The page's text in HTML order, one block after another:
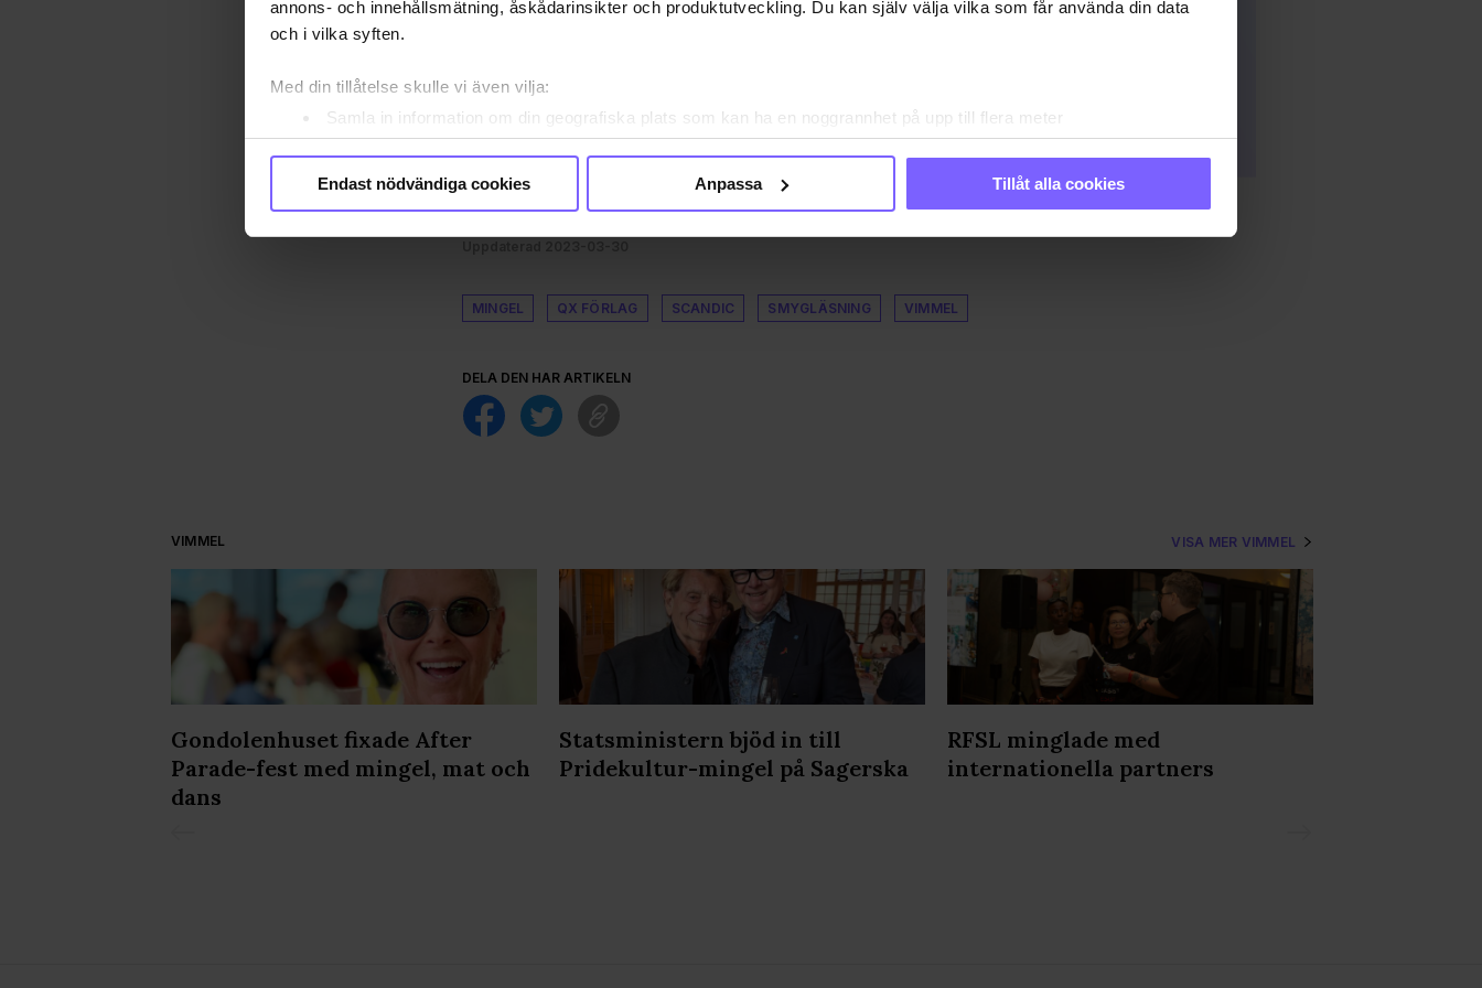
annons- och innehållsmätning, åskådarinsikter och produktutveckling. Du kan själv välja vilka som får använda din data
och i vilka syften.
Med din tillåtelse skulle vi även vilja:
Samla in information om din geografiska plats som kan ha en noggrannhet på upp till flera meter
Identifiera din enhet genom att aktivt skanna den för specifika kännetecken (fingeravtryck)
Ta reda på mer om hur dina personliga uppgifter behandlas och ställ in dina preferenser i
detaljsektionen
. Du kan ändra
till de sociala medier och annons- och analysföretag som vi samarbetar med. Dessa kan i sin tur kombinera informationen
Endast nödvändiga cookies Anpassa Tillåt alla cookies
LOGGA IN HÄR!
MINGEL QX FÖRLAG SCANDIC SMYGLÄSNING VIMMEL
DELA DEN HÄR ARTIKELN
VIMMEL VISA MER VIMMEL
Gondolenhuset fixade After
Parade-fest med mingel, mat och
dans
Statsministern bjöd in till
Pridekultur-mingel på Sagerska
RFSL minglade med
internationella partners